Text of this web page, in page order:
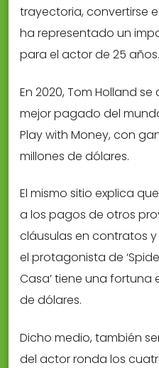
trayectoria, convertirse
ha representado un
para el actor de 25 años.
En 2020, Tom Holland
mejor pagado del
Play with Money, con
millones de dólares.
El mismo sitio explica
a los pagos de otros
cláusulas en contratos
el protagonista de
Casa’ tiene una fortuna
de dólares.
Dicho medio, también
del actor ronda los